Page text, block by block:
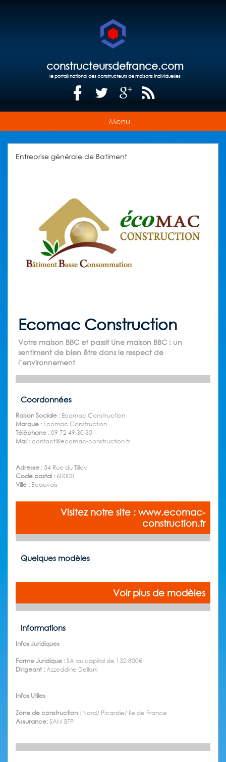
constructeursdefrance.com
le portail national des constructeurs de maisons individuelles
Menu
Entreprise générale de Batiment
Ecomac Construction
Votre maison BBC et passif Une maison BBC : un
sentiment de bien être dans le respect de
l’environnement
Coordonnées
Raison Sociale : Ecomac Construction
Marque : Ecomac Construction
Téléphone :09 72 49 30 30
Mail :contact@ecomac-construction.fr
Adresse :54 Rue du Tilloy
Code postal : 60000
Ville : Beauvais
Visitez notre site : www.ecomac-
construction.fr
Quelques modèles
Voir plus de modèles
Informations
Infos Juridiques
Forme Juridique :SA au capital de 132 800€
Dirigeant :Azzeddine Dellani
Infos Utiles
Zone de construction : Nord/ Picardie/ Ile de France
Assurance:SAM BTP